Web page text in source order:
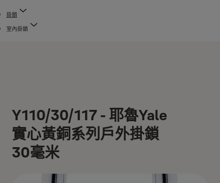
掛鎖
室內掛鎖
Y110/30/117 - 耶魯Yale
實心黃銅系列戶外掛鎖
30毫米